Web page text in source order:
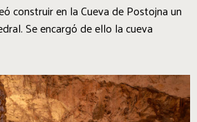
construir en la Cueva de Postojna un
Se encargó de ello la cueva